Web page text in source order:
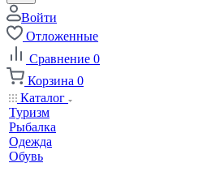
Войти
Отложенные
Сравнение 0
Корзина 0
Каталог
Туризм
Рыбалка
Одежда
Обувь